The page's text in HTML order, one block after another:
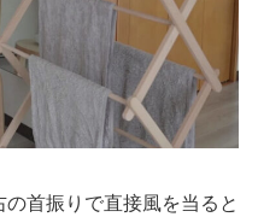
首振りで直接風を当ると